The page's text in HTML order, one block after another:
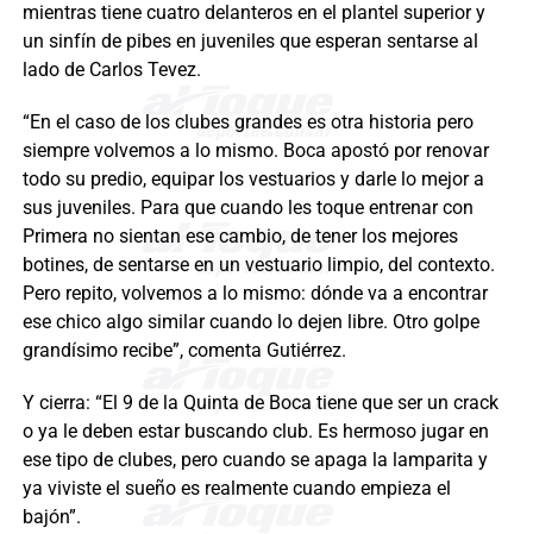
mientras tiene cuatro delanteros en el plantel superior y
un sinfín de pibes en juveniles que esperan sentarse al
lado de Carlos Tevez.
“En el caso de los clubes grandes es otra historia pero
siempre volvemos a lo mismo. Boca apostó por renovar
todo su predio, equipar los vestuarios y darle lo mejor a
sus juveniles. Para que cuando les toque entrenar con
Primera no sientan ese cambio, de tener los mejores
botines, de sentarse en un vestuario limpio, del contexto.
Pero repito, volvemos a lo mismo: dónde va a encontrar
ese chico algo similar cuando lo dejen libre. Otro golpe
grandísimo recibe”, comenta Gutiérrez.
Y cierra: “El 9 de la Quinta de Boca tiene que ser un crack
o ya le deben estar buscando club. Es hermoso jugar en
ese tipo de clubes, pero cuando se apaga la lamparita y
ya viviste el sueño es realmente cuando empieza el
bajón”.